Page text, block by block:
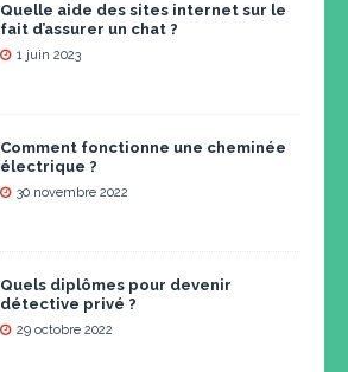
Quelle aide des sites internet sur le
fait d’assurer un chat ?
1 juin 2023
Comment fonctionne une cheminée
électrique ?
30 novembre 2022
Quels diplômes pour devenir
détective privé ?
29 octobre 2022